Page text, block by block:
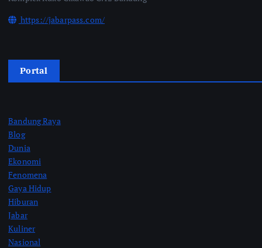
https://jabarpass.com/
Portal
Bandung Raya
Blog
Dunia
Ekonomi
Fenomena
Gaya Hidup
Hiburan
Jabar
Kuliner
Nasional